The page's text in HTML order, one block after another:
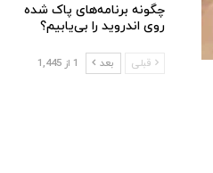
چگونه برنامه‌های پاک شده
روی اندروید را بی‌یابیم؟
قبلی بعد 1 از 1,445